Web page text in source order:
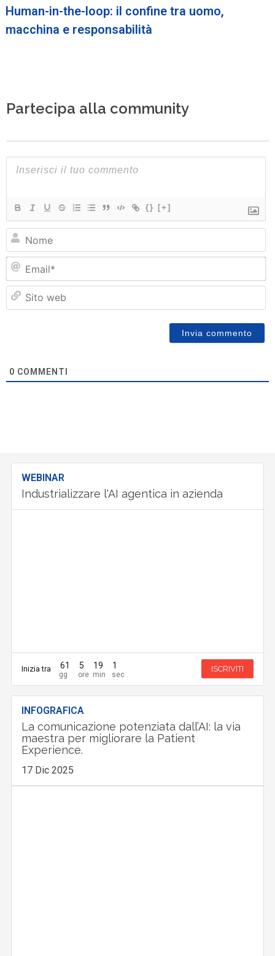
Human-in-the-loop: il confine tra uomo,
macchina e responsabilità
Partecipa alla community
{} [+]
0 COMMENTI
WEBINAR
Industrializzare l'AI agentica in azienda
Inizia tra 61 5 19 0 ISCRIVITI
INFOGRAFICA
La comunicazione potenziata dall’AI: la via
maestra per migliorare la Patient
Experience.
17 Dic 2025